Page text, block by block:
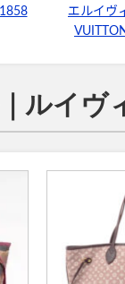
エルイヴ
ルイヴ